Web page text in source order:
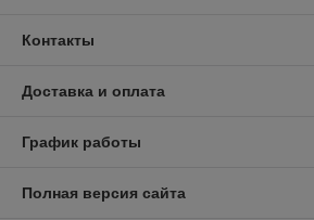
Контакты
Доставка и оплата
График работы
Полная версия сайта